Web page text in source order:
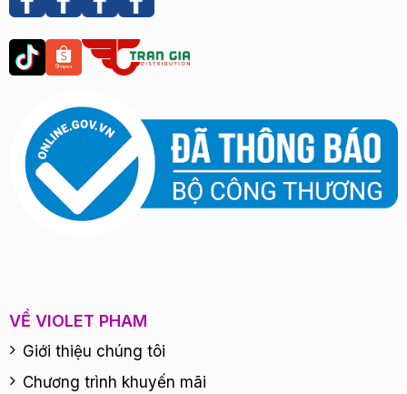
VỀ VIOLET PHAM
Giới thiệu chúng tôi
Chương trình khuyến mãi